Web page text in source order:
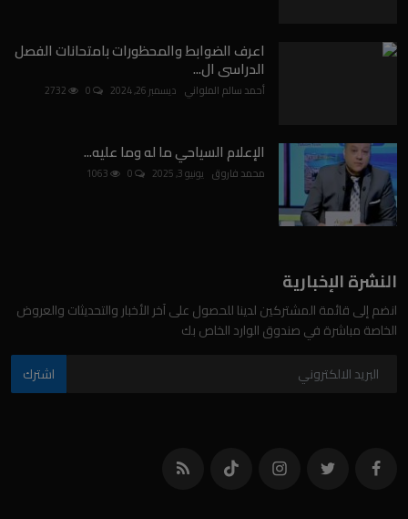
اعرف الضوابط والمحظورات بامتحانات الفصل
الدراسى ال...
أحمد سالم الملواني ديسمبر 26, 2024
الإعلام السياحي ما له وما عليه...
محمد فاروق يونيو 3, 2025
النشرة الإخبارية
انضم إلى قائمة المشتركين لدينا للحصول على آخر الأخبار والتحديثات والعروض
الخاصة مباشرة في صندوق الوارد الخاص بك
اشترك